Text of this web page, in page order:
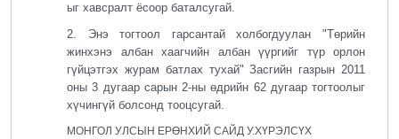
ыг хавсралт ёсоор баталсугай.
2. Энэ тогтоол гарсантай холбогдуулан "Төрийн
жинхэнэ албан хаагчийн албан үүргийг түр орлон
гүйцэтгэх журам батлах тухай" Засгийн газрын 2011
оны 3 дугаар сарын 2-ны өдрийн 62 дугаар тогтоолыг
хүчингүй болсонд тооцсугай.
МОНГОЛ УЛСЫН ЕРӨНХИЙ САЙД У.ХҮРЭЛСҮХ